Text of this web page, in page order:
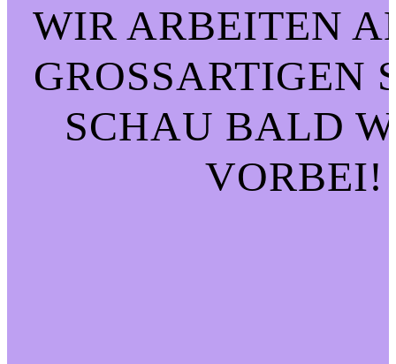
WIR ARBEITEN
GROSSARTIGEN
CHAU BALD
ORBEI!